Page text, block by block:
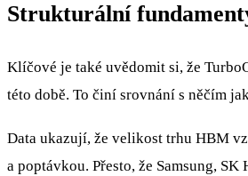
Strukturální
Klíčové je také uvědomit si, že
této době. To činí srovnání s něčím
Data ukazují, že velikost trhu HBM
a poptávkou. Přesto, že Samsung,